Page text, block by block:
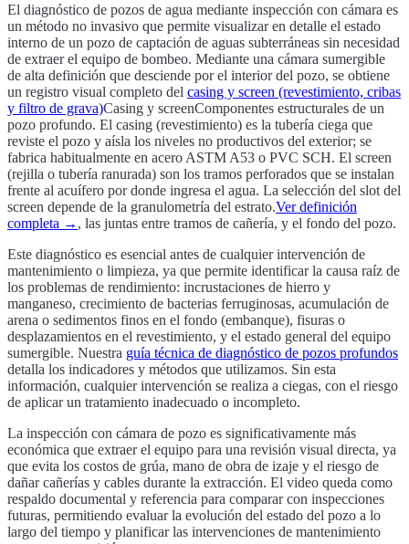
El diagnóstico de pozos de agua mediante inspección con cámara es
un método no invasivo que permite visualizar en detalle el estado
interno de un pozo de captación de aguas subterráneas sin necesidad
de extraer el equipo de bombeo. Mediante una cámara sumergible
de alta definición que desciende por el interior del pozo, se obtiene
un registro visual completo del casing y screen (revestimiento, cribas
y filtro de grava)Casing y screenComponentes estructurales de un
pozo profundo. El casing (revestimiento) es la tubería ciega que
reviste el pozo y aísla los niveles no productivos del exterior; se
fabrica habitualmente en acero ASTM A53 o PVC SCH. El screen
(rejilla o tubería ranurada) son los tramos perforados que se instalan
frente al acuífero por donde ingresa el agua. La selección del slot del
screen depende de la granulometría del estrato.Ver definición
completa → , las juntas entre tramos de cañería, y el fondo del pozo.
Este diagnóstico es esencial antes de cualquier intervención de
mantenimiento o limpieza, ya que permite identificar la causa raíz de
los problemas de rendimiento: incrustaciones de hierro y
manganeso, crecimiento de bacterias ferruginosas, acumulación de
arena o sedimentos finos en el fondo (embanque), fisuras o
desplazamientos en el revestimiento, y el estado general del equipo
sumergible. Nuestra guía técnica de diagnóstico de pozos profundos
detalla los indicadores y métodos que utilizamos. Sin esta
información, cualquier intervención se realiza a ciegas, con el riesgo
de aplicar un tratamiento inadecuado o incompleto.
La inspección con cámara de pozo es significativamente más
económica que extraer el equipo para una revisión visual directa, ya
que evita los costos de grúa, mano de obra de izaje y el riesgo de
dañar cañerías y cables durante la extracción. El video queda como
respaldo documental y referencia para comparar con inspecciones
futuras, permitiendo evaluar la evolución del estado del pozo a lo
largo del tiempo y planificar las intervenciones de mantenimiento